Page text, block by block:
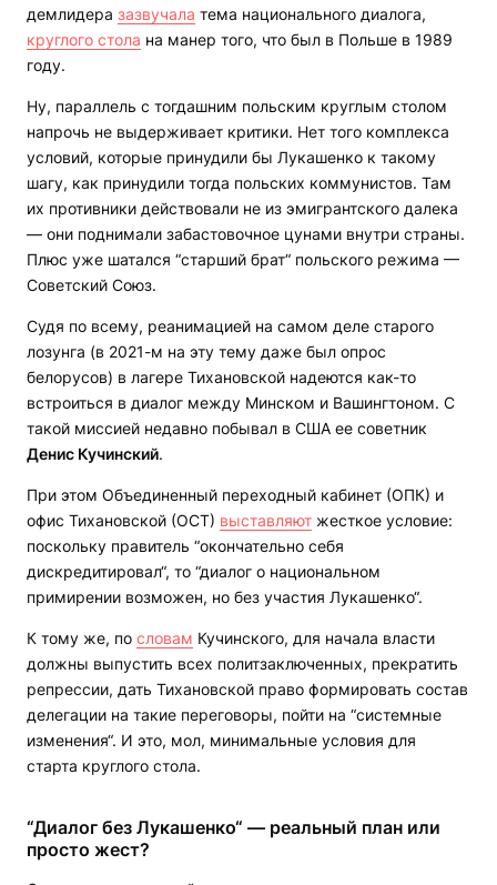
демлидера зазвучала тема национального диалога,
круглого стола на манер того, что был в Польше в 1989
году.
Ну, параллель с тогдашним польским круглым столом
напрочь не выдерживает критики. Нет того комплекса
условий, которые принудили бы Лукашенко к такому
шагу, как принудили тогда польских коммунистов. Там
их противники действовали не из эмигрантского далека
— они поднимали забастовочное цунами внутри страны.
Плюс уже шатался “старший брат“ польского режима —
Советский Союз.
Судя по всему, реанимацией на самом деле старого
лозунга (в 2021-м на эту тему даже был опрос
белорусов) в лагере Тихановской надеются как-то
встроиться в диалог между Минском и Вашингтоном. С
такой миссией недавно побывал в США ее советник
Денис Кучинский.
При этом Объединенный переходный кабинет (ОПК) и
офис Тихановской (ОСТ) выставляют жесткое условие:
поскольку правитель “окончательно себя
дискредитировал“, то “диалог о национальном
примирении возможен, но без участия Лукашенко“.
К тому же, по словам Кучинского, для начала власти
должны выпустить всех политзаключенных, прекратить
репрессии, дать Тихановской право формировать состав
делегации на такие переговоры, пойти на “системные
изменения“. И это, мол, минимальные условия для
старта круглого стола.
“Диалог без Лукашенко“ — реальный план или
просто жест?